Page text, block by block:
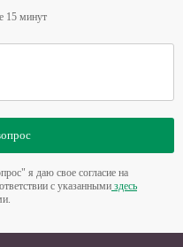
15 минут
я даю свое согласие на
с указанными здесь